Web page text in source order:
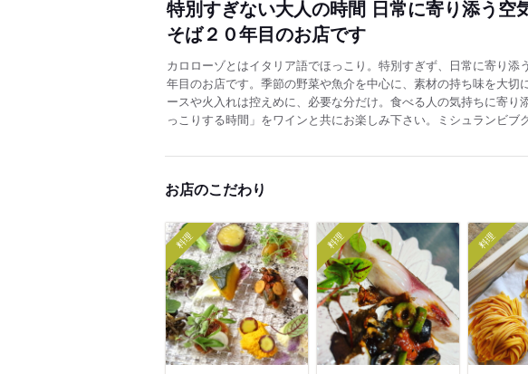
特別すぎない大人の時間 日常に寄り添う空
そば２０年目のお店です
カロローゾとはイタリア語でほっこり。特別すぎず、日常に寄り添
年目のお店です。季節の野菜や魚介を中心に、素材の持ち味を大切
ースや火入れは控えめに、必要な分だけ。食べる人の気持ちに寄
っこりする時間」をワインと共にお楽しみ下さい。ミシュランビブ
お店のこだわり
料理 料理 料理